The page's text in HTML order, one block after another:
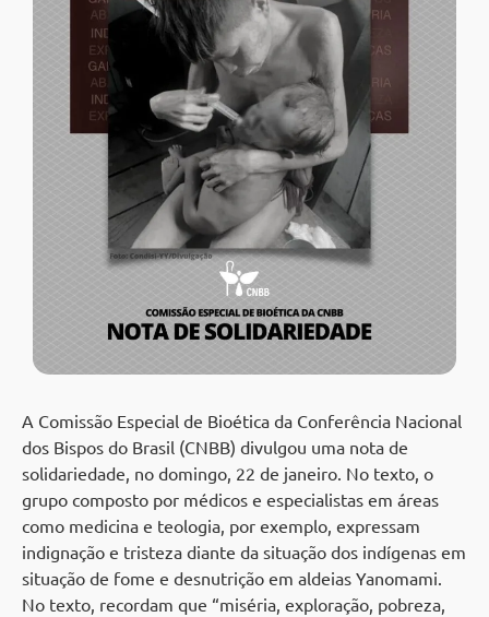
A Comissão Especial de Bioética da Conferência Nacional
dos Bispos do Brasil (CNBB) divulgou uma nota de
solidariedade, no domingo, 22 de janeiro. No texto, o
grupo composto por médicos e especialistas em áreas
como medicina e teologia, por exemplo, expressam
indignação e tristeza diante da situação dos indígenas em
situação de fome e desnutrição em aldeias Yanomami.
No texto, recordam que “miséria, exploração, pobreza,